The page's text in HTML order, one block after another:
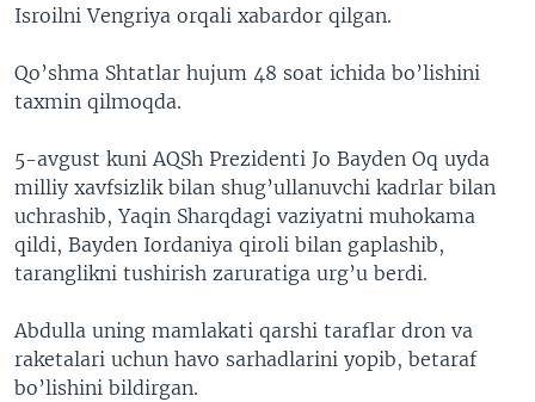
Isroilni Vengriya orqali xabardor qilgan.
Qo’shma Shtatlar hujum 48 soat ichida bo’lishini
taxmin qilmoqda.
5-avgust kuni AQSh Prezidenti Jo Bayden Oq uyda
milliy xavfsizlik bilan shug’ullanuvchi kadrlar bilan
uchrashib, Yaqin Sharqdagi vaziyatni muhokama
qildi, Bayden Iordaniya qiroli bilan gaplashib,
taranglikni tushirish zaruratiga urg’u berdi.
Abdulla uning mamlakati qarshi taraflar dron va
raketalari uchun havo sarhadlarini yopib, betaraf
bo’lishini bildirgan.